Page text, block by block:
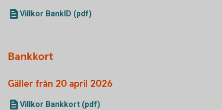
Villkor BankID (pdf)
Bankkort
Gäller från 20 april 2026
Villkor Bankkort (pdf)